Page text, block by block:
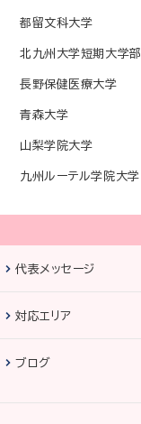
都留文科大学
北九州大学短期大学部
長野保健医療大学
青森大学
山梨学院大学
九州ルーテル学院大学
代表メッセージ
対応エリア
ブログ